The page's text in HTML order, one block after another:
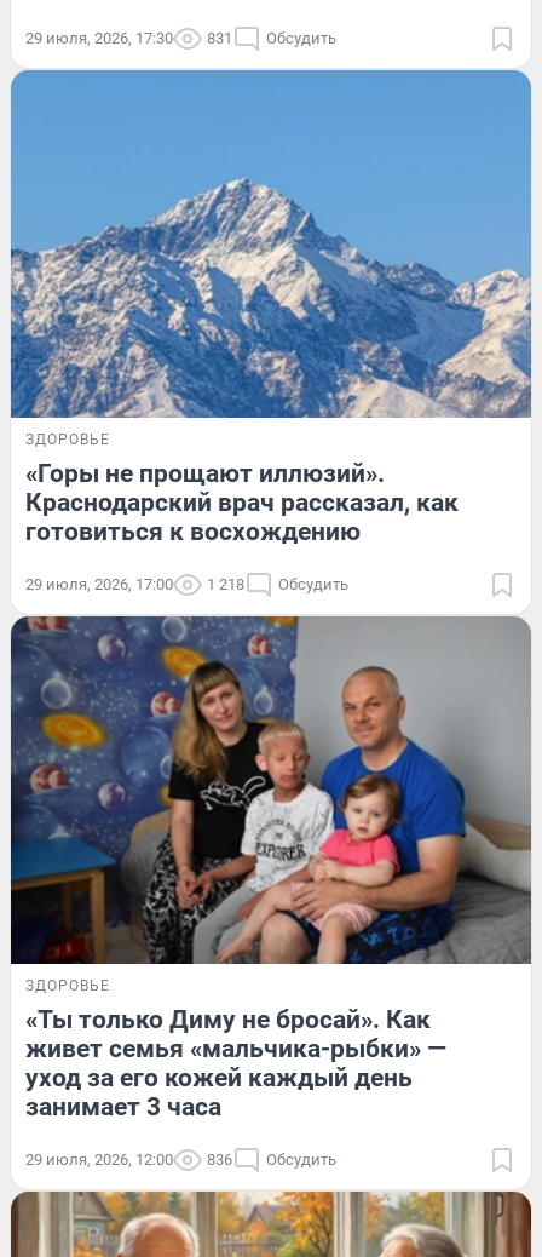
29 июля, 2026, 17:30 831 Обсудить
ЗДОРОВЬЕ
«Горы не прощают иллюзий».
Краснодарский врач рассказал, как
готовиться к восхождению
29 июля, 2026, 17:00 1 218 Обсудить
ЗДОРОВЬЕ
«Ты только Диму не бросай». Как
живет семья «мальчика-рыбки» —
уход за его кожей каждый день
занимает 3 часа
29 июля, 2026, 12:00 836 Обсудить